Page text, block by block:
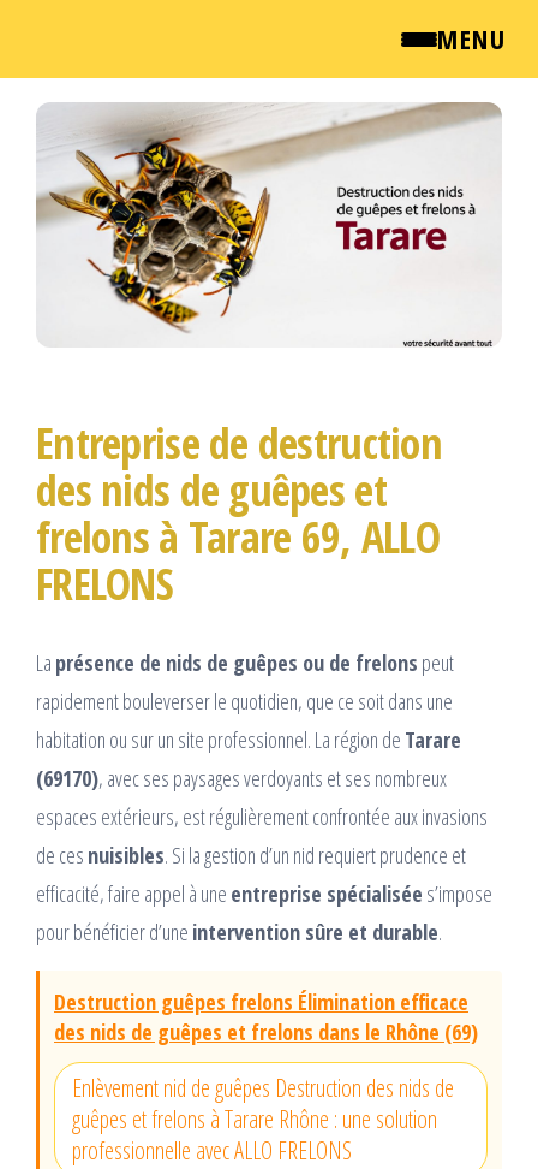
MENU
QUI SOMMES NOUS ?
NEWSROOM
TARIFS
Passer
Entreprise de destruction
des nids de guêpes et
frelons à Tarare 69, ALLO
FRELONS
La présence de nids de guêpes ou de frelons peut
rapidement bouleverser le quotidien, que ce soit dans une
habitation ou sur un site professionnel. La région de Tarare
(69170), avec ses paysages verdoyants et ses nombreux
espaces extérieurs, est régulièrement confrontée aux invasions
de ces nuisibles. Si la gestion d’un nid requiert prudence et
efficacité, faire appel à une entreprise spécialisée s’impose
pour bénéficier d’une intervention sûre et durable.
Destruction guêpes frelons Élimination efficace
des nids de guêpes et frelons dans le Rhône (69)
Enlèvement nid de guêpes Destruction des nids de
guêpes et frelons à Tarare Rhône : une solution
professionnelle avec ALLO FRELONS